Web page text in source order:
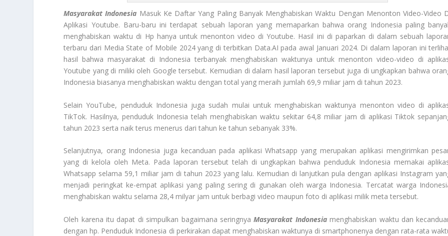
Masyarakat Indonesia Masuk Ke Daftar Yang Paling Banyak Menghabiskan Waktu Dengan Menonton Video-Video
Aplikasi Youtube. Baru-baru ini terdapat sebuah laporan yang memaparkan bahwa orang Indonesia paling
menghabiskan waktu di Hp hanya untuk menonton video di Youtube. Hasil ini di paparkan di dalam sebuah
terbaru dari Media State of Mobile 2024 yang di terbitkan Data.AI pada awal Januari 2024. Di dalam laporan ini
hasil bahwa masyarakat di Indonesia terbanyak menghabiskan waktunya untuk menonton video-video di
Youtube yang di miliki oleh Google tersebut. Kemudian di dalam hasil laporan tersebut juga di ungkapkan bahwa
Indonesia biasanya menghabiskan waktu dengan total yang meraih jumlah 69,9 miliar jam di tahun 2023.
Selain YouTube, penduduk Indonesia juga sudah mulai untuk menghabiskan waktunya menonton video di
TikTok. Hasilnya, penduduk Indonesia telah menghabiskan waktu sekitar 64,8 miliar jam di aplikasi Tiktok
tahun 2023 serta naik terus menerus dari tahun ke tahun sebanyak 33%.
Selanjutnya, orang Indonesia juga kecanduan pada aplikasi Whatsapp yang merupakan aplikasi mengirimkan
yang di kelola oleh Meta. Pada laporan tersebut telah di ungkapkan bahwa penduduk Indonesia memakai
Whatsapp selama 59,1 miliar jam di tahun 2023 yang lalu. Kemudian di lanjutkan pula dengan aplikasi Instagram
menjadi peringkat ke-empat aplikasi yang paling sering di gunakan oleh warga Indonesia. Tercatat warga
menghabiskan waktu selama 28,4 milyar jam untuk berbagi video maupun foto di aplikasi milik meta tersebut.
Oleh karena itu dapat di simpulkan bagaimana seringnyaMasyarakat Indonesiamenghabiskan waktu dan
dengan hp. Penduduk Indonesia di perkirakan dapat menghabiskan waktunya di smartphonenya dengan rata-rata